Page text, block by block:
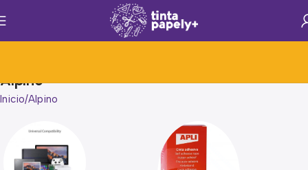
Alpino
Inicio Alpino